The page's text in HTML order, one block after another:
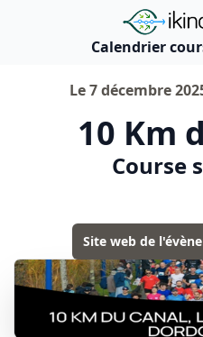
"Ikinoa
Calendrier
Le 7 décembre
10 Km
Course
Site web de